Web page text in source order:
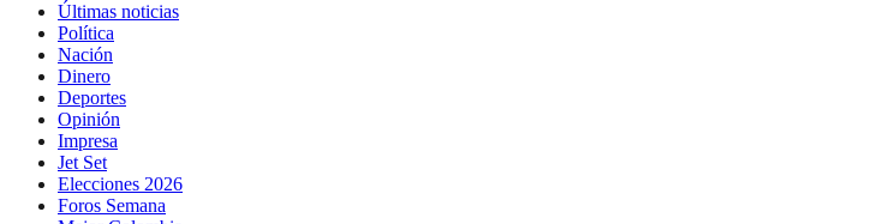
Últimas noticias
Política
Nación
Dinero
Deportes
Opinión
Impresa
Jet Set
Elecciones 2026
Foros Semana